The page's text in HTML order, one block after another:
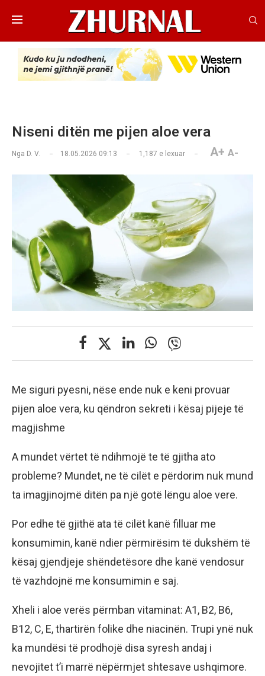
Niseni ditën me pijen aloe vera
Nga D. V. 18.05.2026 09:13 1,187 e lexuar A+ A-
Me siguri pyesni, nëse ende nuk e keni provuar
pijen aloe vera, ku qëndron sekreti i kësaj pijeje të
magjishme
A mundet vërtet të ndihmojë te të gjitha ato
probleme? Mundet, ne të cilët e përdorim nuk mund
ta imagjinojmë ditën pa një gotë lëngu aloe vere.
Por edhe të gjithë ata të cilët kanë filluar me
konsumimin, kanë ndier përmirësim të dukshëm të
kësaj gjendjeje shëndetësore dhe kanë vendosur
të vazhdojnë me konsumimin e saj.
Xheli i aloe verës përmban vitaminat: A1, B2, B6,
B12, C, E, thartirën folike dhe niacinën. Trupi ynë nuk
ka mundësi të prodhojë disa syresh andaj i
nevojitet t’i marrë nëpërmjet shtesave ushqimore.